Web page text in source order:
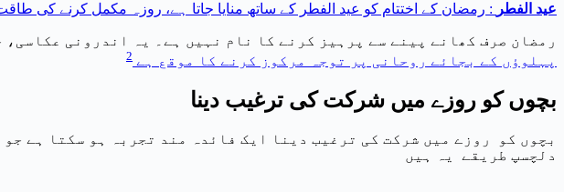
عید الفطر : رمضان کے اختتام کو عید الفطر کے ساتھ منایا جاتا ہے، روزہ مکمل کرنے کی
رمضان صرف کھانے پینے سے پرہیز کرنے کا نام نہیں ہے۔ یہ اندرونی
پہلوؤں کے بجائے روحانی پر توجہ مرکوز کرنے کا موقع ہے 2
بچوں کو روزے میں شرکت کی ترغیب دینا
بچوں کو روزے میں شرکت کی ترغیب دینا ایک فائدہ مند تجربہ ہو سکتا ہے
دلچسپ طریقے یہ ہیں